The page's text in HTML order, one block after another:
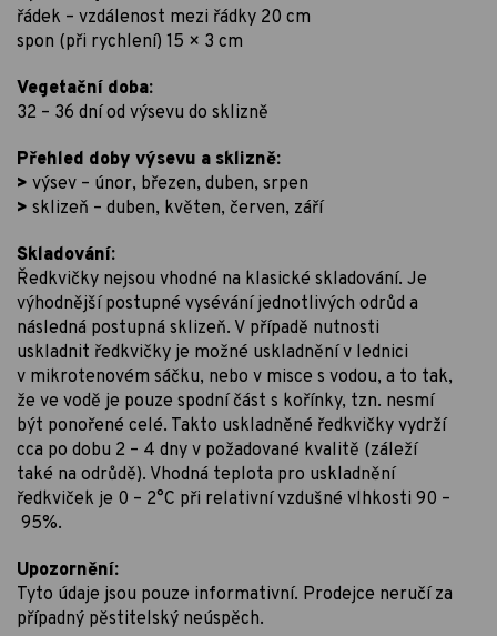
řádek – vzdálenost mezi řádky 20 cm
spon (při rychlení) 15 × 3 cm
Vegetační doba:
32 – 36 dní od výsevu do sklizně
Přehled doby výsevu a sklizně:
> výsev – únor, březen, duben, srpen
> sklizeň – duben, květen, červen, září
Skladování:
Ředkvičky nejsou vhodné na klasické skladování. Je
výhodnější postupné vysévání jednotlivých odrůd a
následná postupná sklizeň. V případě nutnosti
uskladnit ředkvičky je možné uskladnění v lednici
v mikrotenovém sáčku, nebo v misce s vodou, a to tak,
že ve vodě je pouze spodní část s kořínky, tzn. nesmí
být ponořené celé. Takto uskladněné ředkvičky vydrží
cca po dobu 2 – 4 dny v požadované kvalitě (záleží
také na odrůdě). Vhodná teplota pro uskladnění
ředkviček je 0 – 2°C při relativní vzdušné vlhkosti 90 –
95%.
Upozornění:
Tyto údaje jsou pouze informativní. Prodejce neručí za
případný pěstitelský neúspěch.